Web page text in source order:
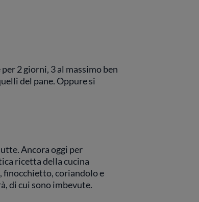
2 giorni, 3 al massimo ben
del pane. Oppure si
Ancora oggi per
ricetta della cucina
finocchietto, coriandolo e
di cui sono imbevute.